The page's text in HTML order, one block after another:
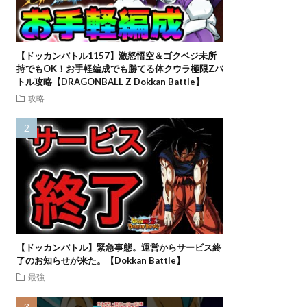
【ドッカンバトル1157】激怒悟空＆ゴクベジ未所
持でもOK！お手軽編成でも勝てる体クウラ極限Zバ
トル攻略【DRAGONBALL Z Dokkan Battle】
攻略
【ドッカンバトル】緊急事態。運営からサービス終
了のお知らせが来た。【Dokkan Battle】
最強